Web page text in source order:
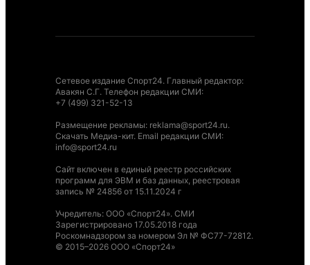
Сетевое издание Спорт24. Главный редактор:
Авакян С.Г. Телефон редакции СМИ:
+7 (499) 321-52-13
Размещение рекламы: reklama@sport24.ru.
Скачать Медиа-кит. Email редакции СМИ:
info@sport24.ru
Сайт включен в единый реестр российских
программ для ЭВМ и баз данных, реестровая
запись № 24856 от 15.11.2024 г
Учредитель: ООО «Спорт24». СМИ
Зарегистрировано 17.05.2018 года
Роскомнадзором за номером Эл № ФС77-72812.
© 2015–2026 ООО «Спорт24»